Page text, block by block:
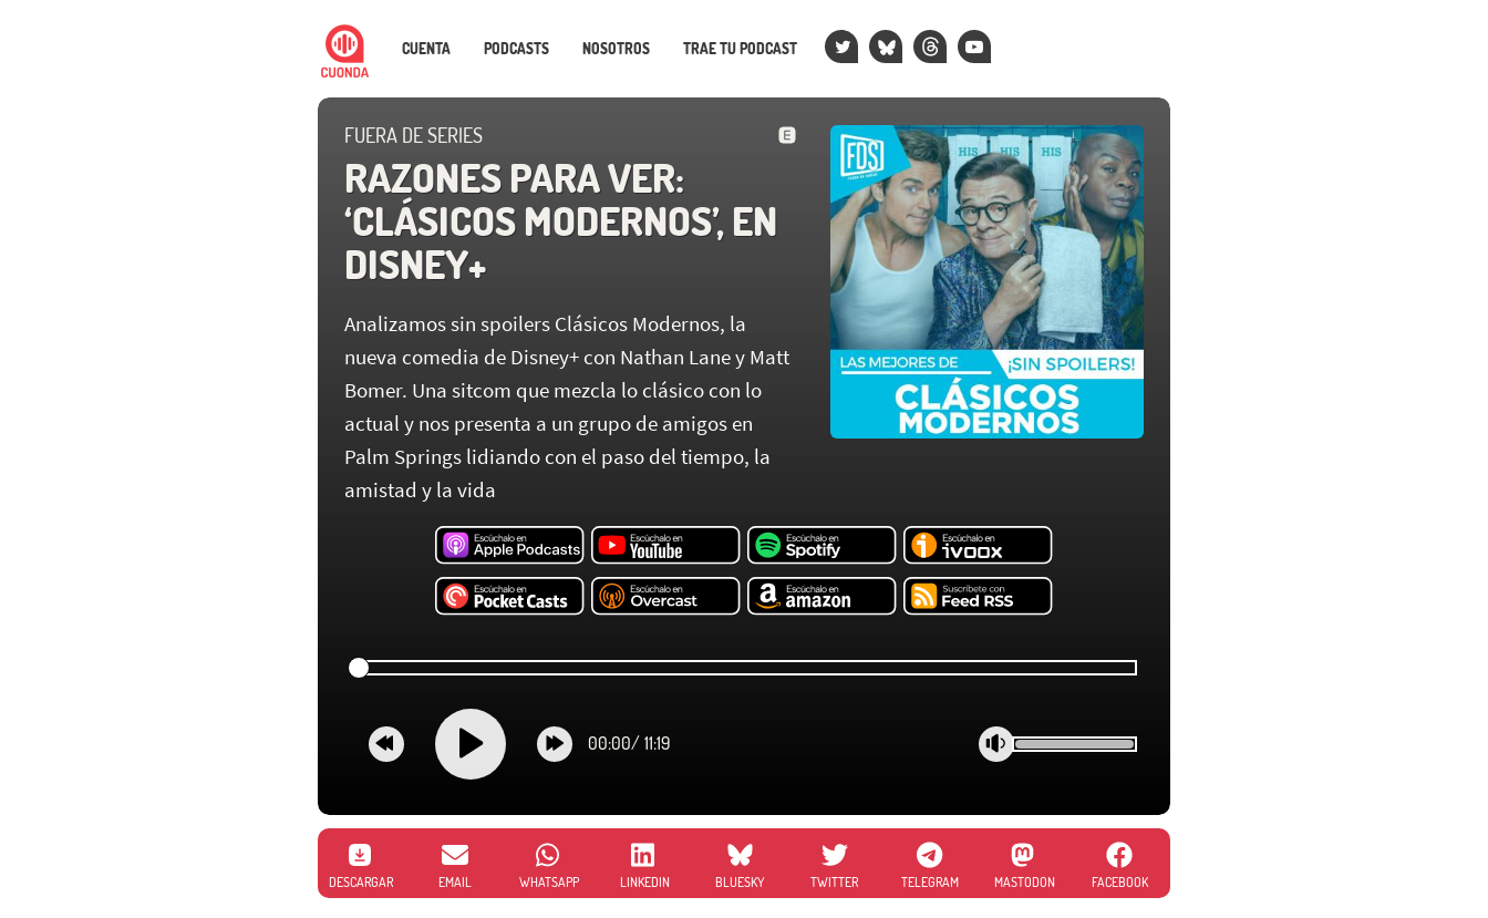
CUENTA PODCASTS NOSOTROS TRAE TU PODCAST
FUERA DE SERIES
RAZONES PARA VER:
‘CLÁSICOS MODERNOS’, EN
DISNEY+
Analizamos sin spoilers Clásicos Modernos, la
nueva comedia de Disney+ con Nathan Lane y Matt
Bomer. Una sitcom que mezcla lo clásico con lo
actual y nos presenta a un grupo de amigos en
Palm Springs lidiando con el paso del tiempo, la
amistad y la vida
00:00/ 11:19
DESCARGAR EMAIL WHATSAPP LINKEDIN BLUESKY TWITTER TELEGRAM MASTODON FACEBOOK